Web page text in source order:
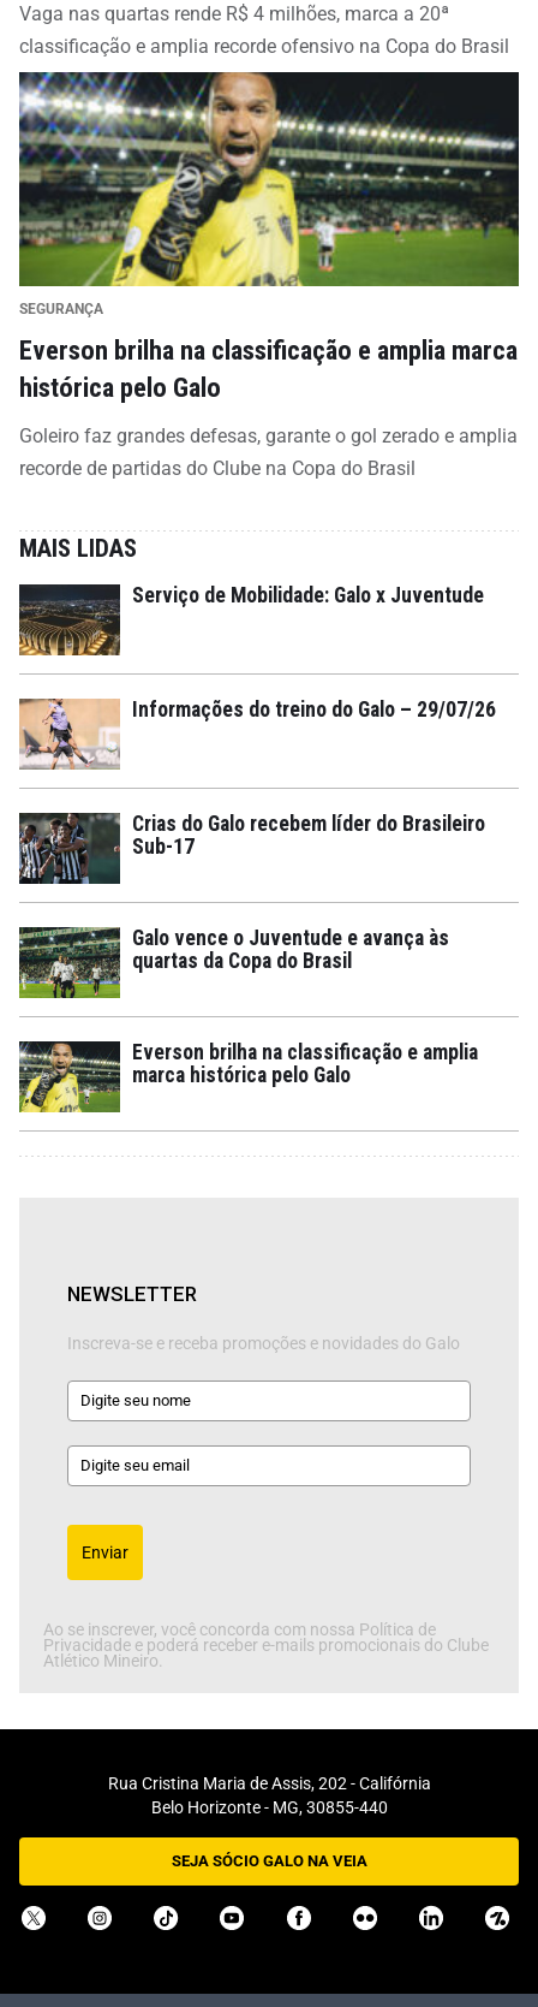
Vaga nas quartas rende R$ 4 milhões, marca a 20ª
classificação e amplia recorde ofensivo na Copa do Brasil
SEGURANÇA
Everson brilha na classificação e amplia marca
histórica pelo Galo
Goleiro faz grandes defesas, garante o gol zerado e amplia
recorde de partidas do Clube na Copa do Brasil
MAIS LIDAS
Serviço de Mobilidade: Galo x Juventude
Informações do treino do Galo – 29/07/26
Crias do Galo recebem líder do Brasileiro
Sub-17
Galo vence o Juventude e avança às
quartas da Copa do Brasil
Everson brilha na classificação e amplia
marca histórica pelo Galo
NEWSLETTER
Inscreva-se e receba promoções e novidades do Galo
Enviar
Ao se inscrever, você concorda com nossa Política de
Privacidade e poderá receber e-mails promocionais do Clube
Atlético Mineiro.
Rua Cristina Maria de Assis, 202 - Califórnia
Belo Horizonte - MG, 30855-440
SEJA SÓCIO GALO NA VEIA